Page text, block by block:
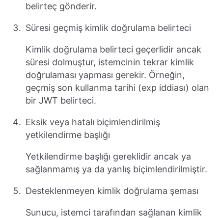
belirteç gönderir.
Süresi geçmiş kimlik doğrulama belirteci
Kimlik doğrulama belirteci geçerlidir ancak
süresi dolmuştur, istemcinin tekrar kimlik
doğrulaması yapması gerekir. Örneğin,
geçmiş son kullanma tarihi (exp iddiası) olan
bir JWT belirteci.
Eksik veya hatalı biçimlendirilmiş
yetkilendirme başlığı
Yetkilendirme başlığı gereklidir ancak ya
sağlanmamış ya da yanlış biçimlendirilmiştir.
Desteklenmeyen kimlik doğrulama şeması
Sunucu, istemci tarafından sağlanan kimlik